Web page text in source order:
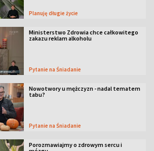
Planuję długie życie
Ministerstwo Zdrowia chce całkowitego
zakazu reklam alkoholu
Pytanie na Śniadanie
Nowotwory u mężczyzn - nadal tematem
tabu?
Pytanie na Śniadanie
Porozmawiajmy o zdrowym sercu i